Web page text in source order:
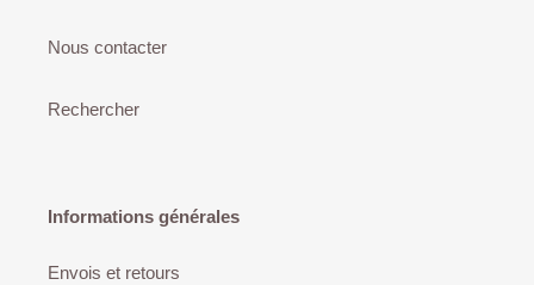
Nous contacter
Rechercher
Informations générales
Envois et retours